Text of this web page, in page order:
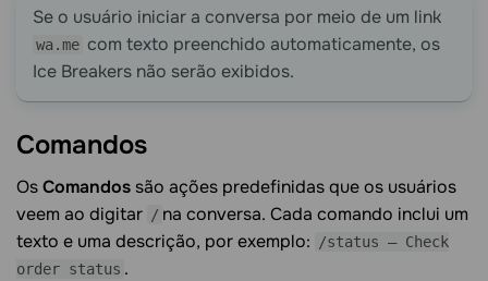
Se o usuário iniciar a conversa por meio de um link
wa.me com texto preenchido automaticamente, os
Ice Breakers não serão exibidos.
Comandos
OsComandos são ações predefinidas que os usuários
veem ao digitar / na conversa. Cada comando inclui um
texto e uma descrição, por exemplo:
/status — Check
order status .